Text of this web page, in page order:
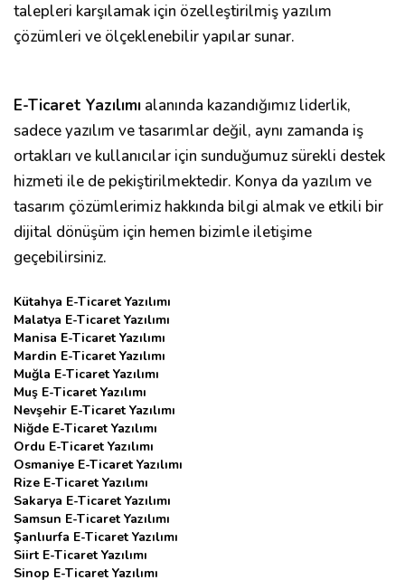
talepleri karşılamak için özelleştirilmiş yazılım
çözümleri ve ölçeklenebilir yapılar sunar.
E-Ticaret Yazılımı alanında kazandığımız liderlik,
sadece yazılım ve tasarımlar değil, aynı zamanda iş
ortakları ve kullanıcılar için sunduğumuz sürekli destek
hizmeti ile de pekiştirilmektedir. Konya da yazılım ve
tasarım çözümlerimiz hakkında bilgi almak ve etkili bir
dijital dönüşüm için hemen bizimle iletişime
geçebilirsiniz.
Kütahya E-Ticaret Yazılımı
Malatya E-Ticaret Yazılımı
Manisa E-Ticaret Yazılımı
Mardin E-Ticaret Yazılımı
Muğla E-Ticaret Yazılımı
Muş E-Ticaret Yazılımı
Nevşehir E-Ticaret Yazılımı
Niğde E-Ticaret Yazılımı
Ordu E-Ticaret Yazılımı
Osmaniye E-Ticaret Yazılımı
Rize E-Ticaret Yazılımı
Sakarya E-Ticaret Yazılımı
Samsun E-Ticaret Yazılımı
Şanlıurfa E-Ticaret Yazılımı
Siirt E-Ticaret Yazılımı
Sinop E-Ticaret Yazılımı